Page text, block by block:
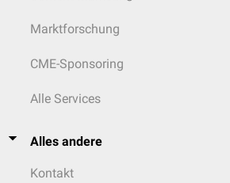
Marktforschung
CME-Sponsoring
Alle Services
Alles andere
Kontakt